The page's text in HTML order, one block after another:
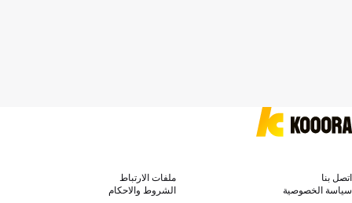
اتصل بنا
ملفات الارتباط
سياسة الخصوصية
الشروط والاحكام